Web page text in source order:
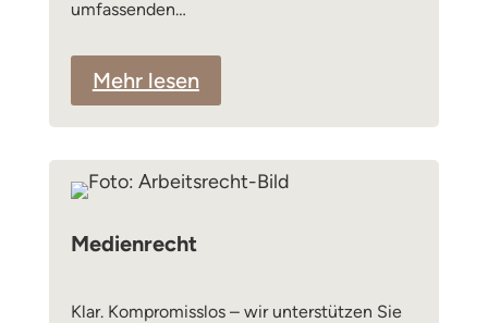
umfassenden…
Mehr lesen
Medienrecht
Klar. Kompromisslos – wir unterstützen Sie